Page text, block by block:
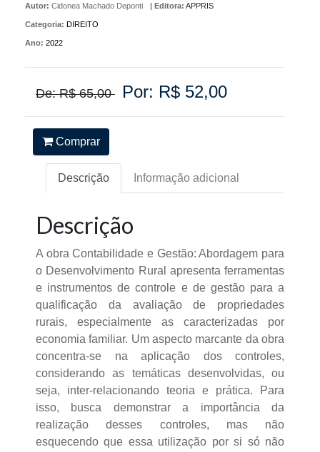
Autor: Cidonea Machado Deponti | Editora: APPRIS
Categoria: DIREITO
Ano: 2022
De: R$ 65,00 Por: R$ 52,00
Comprar
Descrição Informação adicional
Descrição
A obra Contabilidade e Gestão: Abordagem para
o Desenvolvimento Rural apresenta ferramentas
e instrumentos de controle e de gestão para a
qualificação da avaliação de propriedades
rurais, especialmente as caracterizadas por
economia familiar. Um aspecto marcante da obra
concentra-se na aplicação dos controles,
considerando as temáticas desenvolvidas, ou
seja, inter-relacionando teoria e prática. Para
isso, busca demonstrar a importância da
realização desses controles, mas não
esquecendo que essa utilização por si só não